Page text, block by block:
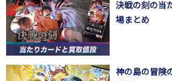
決戦の刻の当
場まとめ
神の島の冒険